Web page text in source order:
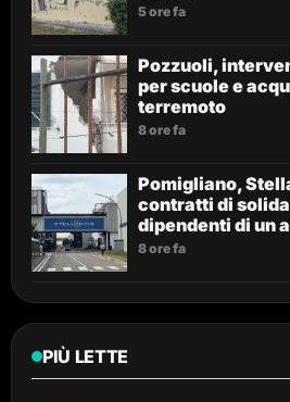
5 ore fa
Pozzuoli,
per scuole e
terremoto
8 ore fa
Pomigliano,
contratti di
dipendenti di un
8 ore fa
PIÙ LETTE